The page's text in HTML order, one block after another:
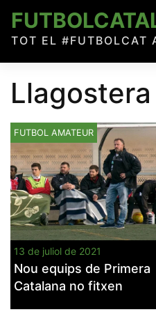
content
TOT EL #FUTBOLCAT
Llagostera
FUTBOL AMATEUR
13 de juliol de 2021
Nou equips de Primera
Catalana no fitxen